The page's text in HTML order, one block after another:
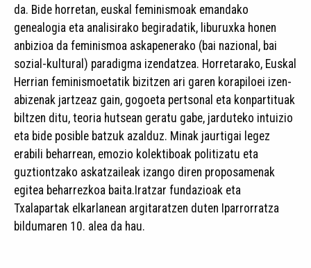
da. Bide horretan, euskal feminismoak emandako
genealogia eta analisirako begiradatik, liburuxka honen
anbizioa da feminismoa askapenerako (bai nazional, bai
sozial-kultural) paradigma izendatzea. Horretarako, Euskal
Herrian feminismoetatik bizitzen ari garen korapiloei izen-
abizenak jartzeaz gain, gogoeta pertsonal eta konpartituak
biltzen ditu, teoria hutsean geratu gabe, jarduteko intuizio
eta bide posible batzuk azalduz. Minak jaurtigai legez
erabili beharrean, emozio kolektiboak politizatu eta
guztiontzako askatzaileak izango diren proposamenak
egitea beharrezkoa baita.Iratzar fundazioak eta
Txalapartak elkarlanean argitaratzen duten Iparrorratza
bildumaren 10. alea da hau.